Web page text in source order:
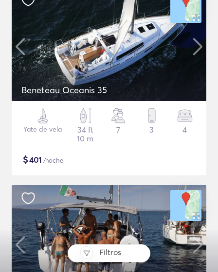
Filtros
Beneteau Oceanis 35
Yate de vela
34 ft
10 m
7 3 4
$401 /noche